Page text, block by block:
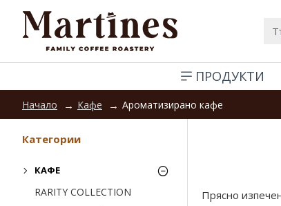
ПРОДУКТИ
Начало Кафе Ароматизирано кафе
Категории
КАФЕ
RARITY COLLECTION
Прясно